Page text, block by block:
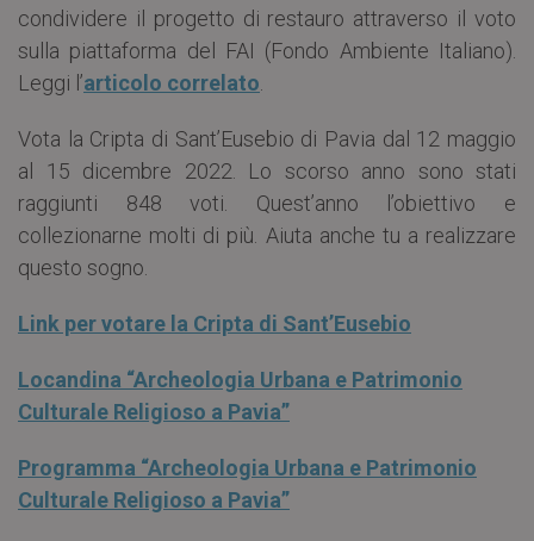
condividere il progetto di restauro attraverso il voto
sulla piattaforma del FAI (Fondo Ambiente Italiano).
Leggi l’articolo correlato
Vota la Cripta di Sant’Eusebio di Pavia dal 12 maggio
al 15 dicembre 2022. Lo scorso anno sono stati
raggiunti 848 voti. Quest’anno l’obiettivo e
collezionarne molti di più. Aiuta anche tu a realizzare
questo sogno.
Link per votare la Cripta di Sant’Eusebio
Locandina “Archeologia Urbana e Patrimonio
Culturale Religioso a Pavia”
Programma “Archeologia Urbana e Patrimonio
Culturale Religioso a Pavia”